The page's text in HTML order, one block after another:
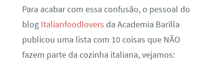
Para acabar com essa confusão, o pessoal do
blog Italianfoodlovers da Academia Barilla
publicou uma lista com 10 coisas que NÃO
fazem parte da cozinha italiana, vejamos: